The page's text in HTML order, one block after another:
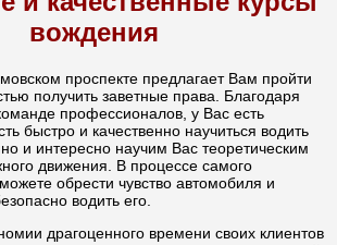
вождения
проспекте предлагает Вам пройти
получить заветные права. Благодаря
профессионалов, у Вас есть
быстро и качественно научиться водить
и интересно научим Вас теоретическим
движения. В процессе самого
обрести чувство автомобиля и
водить его.
драгоценного времени своих клиентов